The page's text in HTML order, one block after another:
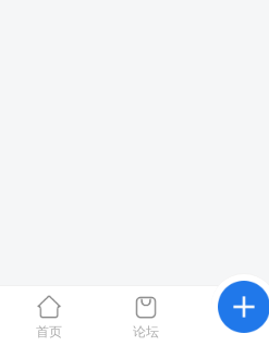
首页 论坛